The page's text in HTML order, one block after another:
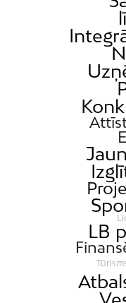
LB